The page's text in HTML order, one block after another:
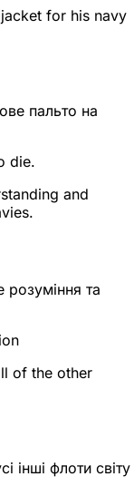
for his navy
пальто на
die.
and
розуміння та
of the other
інші флоти світу